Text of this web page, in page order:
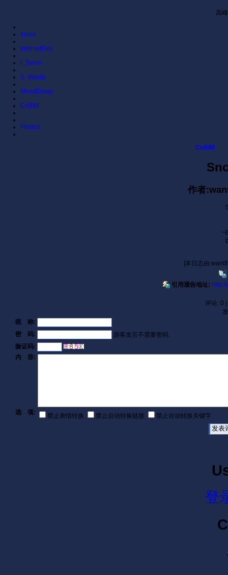
高
Index
InternetRes
I_Storm
S_Words
MoodEssay
CeBIM
Photos
CeBIM
作者
[本日志由
引用通告地址:
评论: 0
昵 称:
密 码:
游客发言不需要密码.
验证码:
内 容:
选 项: 禁止表情转换 禁止自动转换链接 禁止自动转换关键字
登